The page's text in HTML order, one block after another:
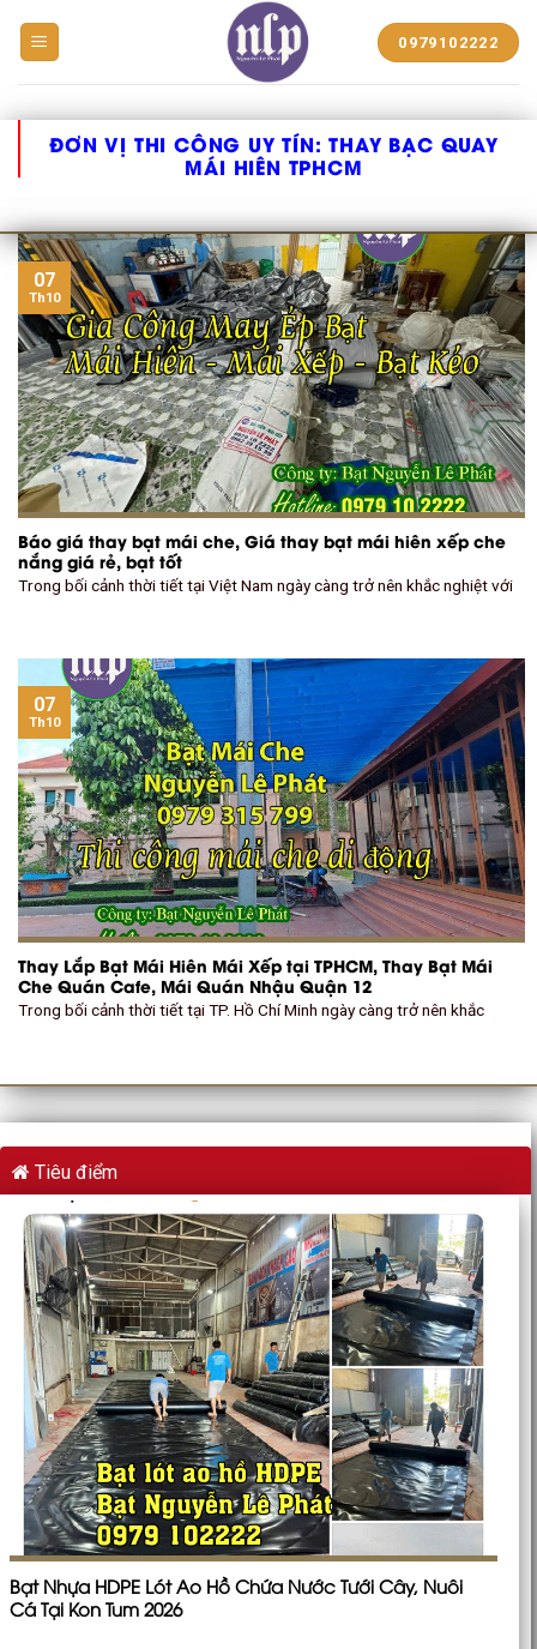
NHỰA
0979102222
ĐƠN VỊ THI CÔNG UY TÍN:THAY BẠC QUAY
MÁI HIÊN TPHCM
Báo giá thay bạt mái che, Giá thay bạt mái hiên xếp che
nắng giá rẻ, bạt tốt
Trong bối cảnh thời tiết tại Việt Nam ngày càng trở nên khắc nghiệt với
07
Th10
Thay Lắp Bạt Mái Hiên Mái Xếp tại TPHCM, Thay Bạt Mái
Che Quán Cafe, Mái Quán Nhậu Quận 12
Trong bối cảnh thời tiết tại TP. Hồ Chí Minh ngày càng trở nên khắc
07
Th10
Tiêu điểm
Bạt Nhựa HDPE Lót Ao Hồ Chứa Nước Tưới Cây, Nuôi
Cá Tại Kon Tum 2026